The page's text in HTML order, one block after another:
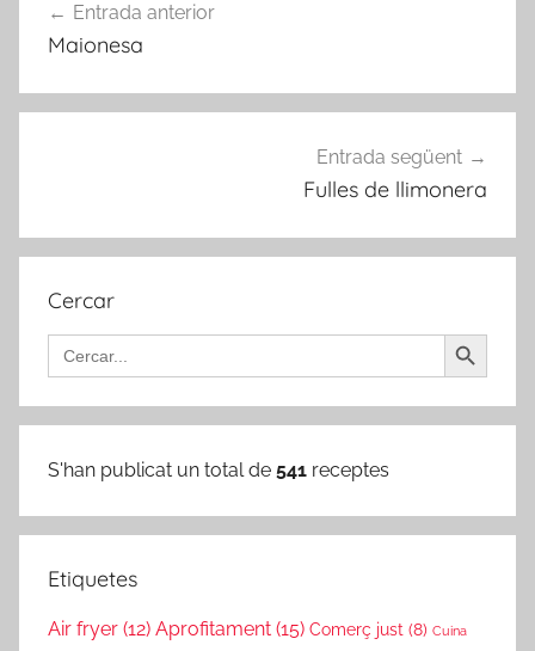
d'entrades
Entrada anterior
Maionesa
Entrada següent
Fulles de llimonera
Cercar
Search
for:
Search Button
S'han publicat un total de 541 receptes
Etiquetes
Air fryer (12) Aprofitament (15) Comerç just (8) Cuina